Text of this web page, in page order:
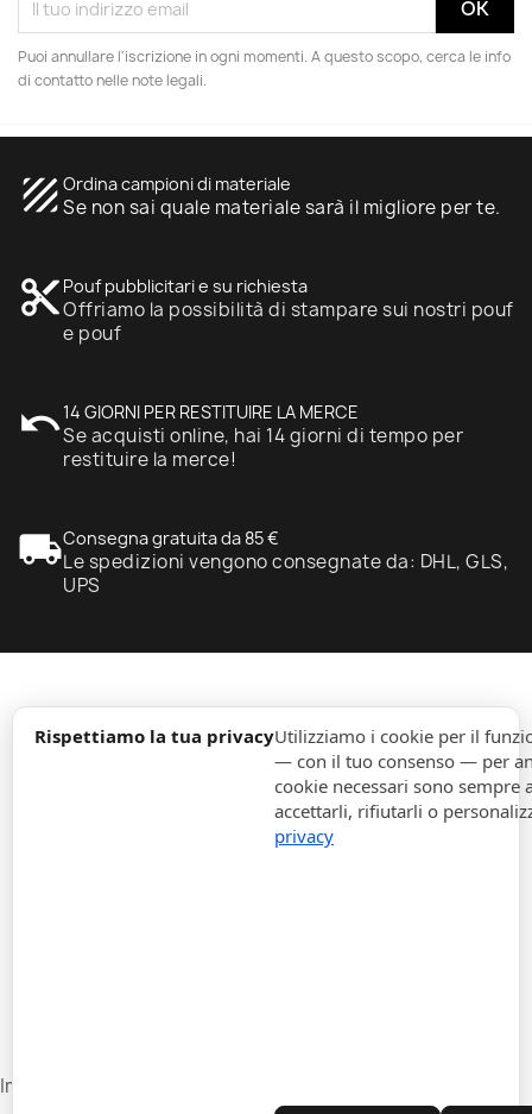
Rispettiamo la tua privacyUtilizziamo i cookie per il
— con il tuo consenso — per
cookie necessari sono
accettarli, rifiutarli o
privacy
Puoi annullare l'iscrizione in ogni momenti. A questo scopo, cerca le info
di contatto nelle note legali.
texture Ordina campioni di materiale
Se non sai quale materiale sarà il migliore per te.
content_cut Pouf pubblicitari e su richiesta
Offriamo la possibilità di stampare sui nostri pouf
e pouf
undo14 GIORNI PER RESTITUIRE LA MERCE
Se acquisti online, hai 14 giorni di tempo per
restituire la merce!
local_shippingConsegna gratuita da 85 €
Le spedizioni vengono consegnate da: DHL, GLS,
UPS
expand_more
expand_more
Impostazioni cookie